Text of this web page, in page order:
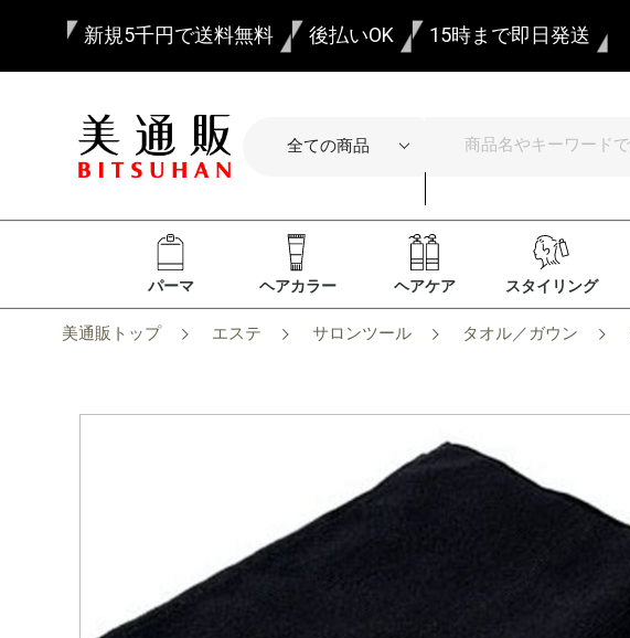
新規5千円で送料無料 後払いOK 15時まで即日発送
パーマ ヘアカラー ヘアケア スタイリング
美通販トップ エステ サロンツール タオル／ガウン